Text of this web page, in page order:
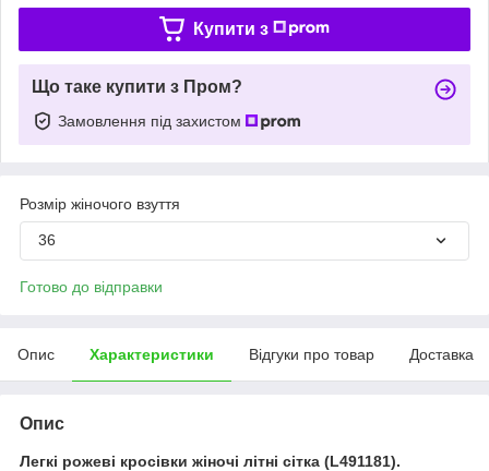
Купити з
Що таке купити з Пром?
Замовлення під захистом
Розмір жіночого взуття
36
Готово до відправки
Опис Характеристики Відгуки про товар Доставка
Опис
Легкі рожеві кросівки жіночі літні сітка (L491181).